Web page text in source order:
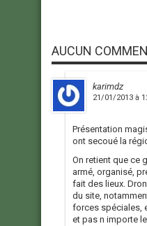
AUCUN
karimdz
21/01/2013 à
Présentation
ont secoué la
On retient que ce
armé, organisé,
fait des lieux.
du site,
forces spéciales,
et pas n importe